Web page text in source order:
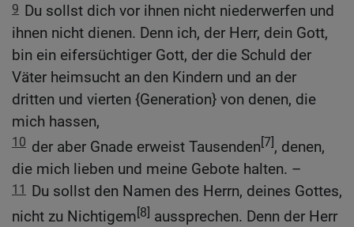
9 Du sollst dich vor ihnen nicht niederwerfen und
ihnen nicht dienen. Denn ich, der Herr, dein Gott,
bin ein eifersüchtiger Gott, der die Schuld der
Väter heimsucht an den Kindern und an der
dritten und vierten {Generation} von denen, die
mich hassen,
10 der aber Gnade erweist Tausenden[7], denen,
die mich lieben und meine Gebote halten. –
11
Du sollst den Namen des Herrn, deines Gottes,
nicht zu Nichtigem[8] aussprechen. Denn der Herr